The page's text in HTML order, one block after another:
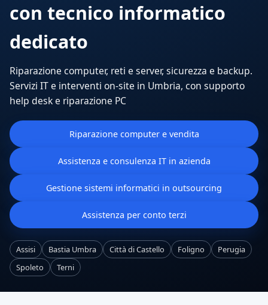
con tecnico informatico
dedicato
Riparazione computer, reti e server, sicurezza e backup.
Servizi IT e interventi on-site in Umbria, con supporto
help desk e riparazione PC
Riparazione computer e vendita
Assistenza e consulenza IT in azienda
Gestione sistemi informatici in outsourcing
Assistenza per conto terzi
Assisi Bastia Umbra Città di Castello Foligno
Perugia
Spoleto
Terni